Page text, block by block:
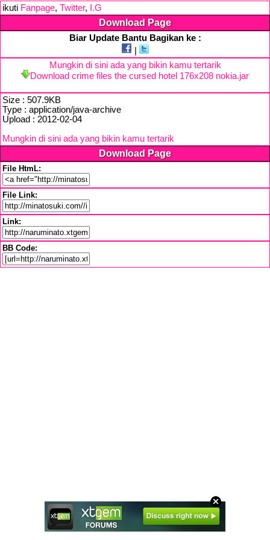
ikuti Fanpage, Twitter, I.G
Download Page
Biar Update Bantu Bagikan ke :
Mungkin di sini ada yang bikin kamu tertarik
Download crime files the cursed hotel 176x208 nokia.jar
Size : 507.9KB
Type : application/java-archive
Upload : 2012-02-04
Mungkin di sini ada yang bikin kamu tertarik
Download Page
File HtmL:
File Link:
Link:
BB Code: